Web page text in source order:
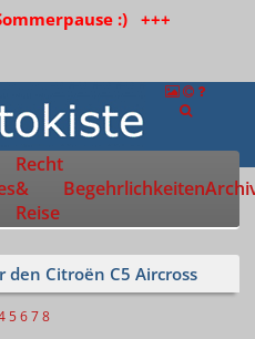
:) +++
Recht
&
Reise
Begehrlichkeiten
den Citroën C5 Aircross
5 6 7 8